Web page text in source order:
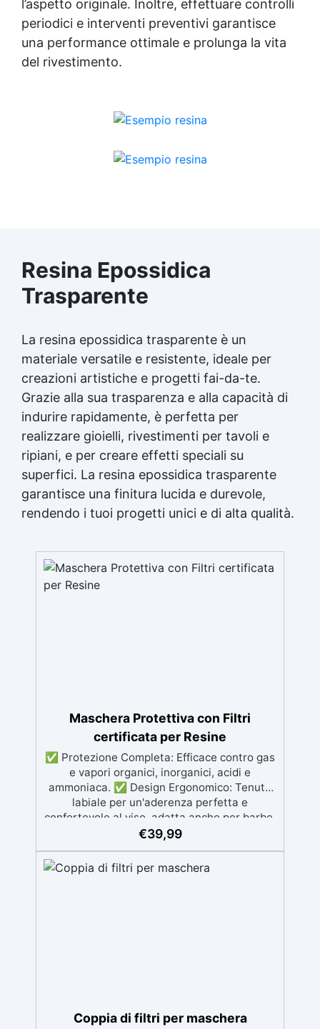
l’aspetto originale. Inoltre, effettuare controlli
periodici e interventi preventivi garantisce
una performance ottimale e prolunga la vita
del rivestimento.
Resina Epossidica
Trasparente
La resina epossidica trasparente è un
materiale versatile e resistente, ideale per
creazioni artistiche e progetti fai-da-te.
Grazie alla sua trasparenza e alla capacità di
indurire rapidamente, è perfetta per
realizzare gioielli, rivestimenti per tavoli e
ripiani, e per creare effetti speciali su
superfici. La resina epossidica trasparente
garantisce una finitura lucida e durevole,
rendendo i tuoi progetti unici e di alta qualità.
Maschera Protettiva con Filtri
certificata per Resine
✅ Protezione Completa: Efficace contro gas
e vapori organici, inorganici, acidi e
ammoniaca. ✅ Design Ergonomico: Tenuta
labiale per un'aderenza perfetta e
confortevole al viso, adatta anche per barbe.
✅ Materiali Resistenti: Corpo in gomma
densità (HDPE). ✅ Filtri di Alta Qualità:
Modelli Climax 755 e 756, con carbone attivo
€39,99
Coppia di filtri per maschera